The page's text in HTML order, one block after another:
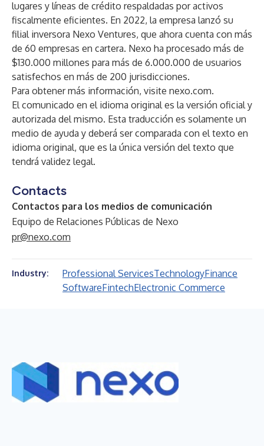
lugares y líneas de crédito respaldadas por activos
fiscalmente eficientes. En 2022, la empresa lanzó su
filial inversora Nexo Ventures, que ahora cuenta con más
de 60 empresas en cartera. Nexo ha procesado más de
$130.000 millones para más de 6.000.000 de usuarios
satisfechos en más de 200 jurisdicciones.
Para obtener más información, visite nexo.com.
El comunicado en el idioma original es la versión oficial y
autorizada del mismo. Esta traducción es solamente un
medio de ayuda y deberá ser comparada con el texto en
idioma original, que es la única versión del texto que
tendrá validez legal.
Contacts
Contactos para los medios de comunicación
Equipo de Relaciones Públicas de Nexo
pr@nexo.com
Industry: Professional ServicesTechnologyFinance
SoftwareFintechElectronic Commerce